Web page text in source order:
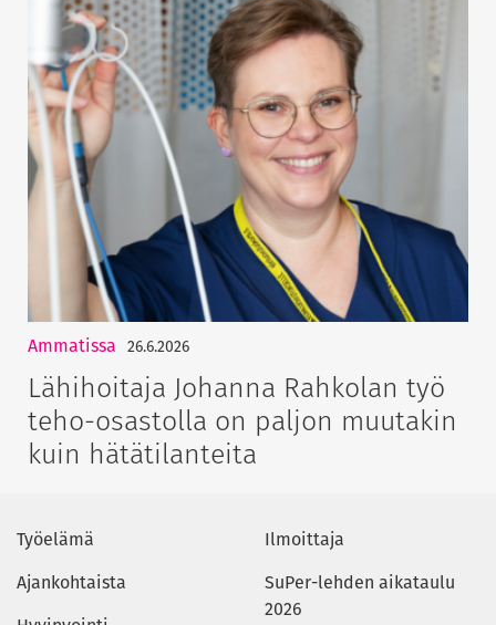
Ammatissa 26.6.2026
Lähihoitaja Johanna Rahkolan työ
teho-osastolla on paljon muutakin
kuin hätätilanteita
Työelämä
Ajankohtaista
Ilmoittaja
SuPer-lehden aikataulu
2026